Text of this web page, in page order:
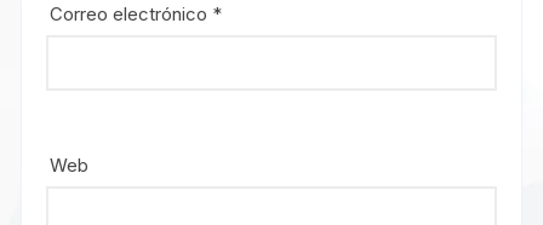
Correo electrónico *
Web